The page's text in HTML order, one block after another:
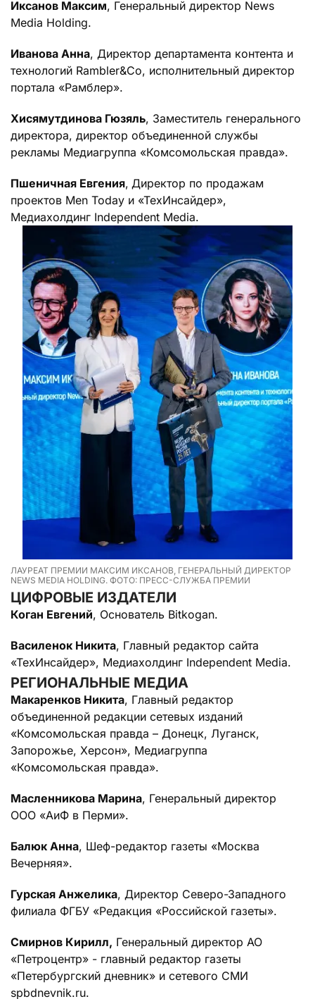
Иксанов Максим, Генеральный директор News
Media Holding.
Иванова Анна, Директор департамента контента и
технологий Rambler&Co, исполнительный директор
портала «Рамблер».
Хисямутдинова Гюзяль, Заместитель генерального
директора, директор объединенной службы
рекламы Медиагруппа «Комсомольская правда».
Пшеничная Евгения, Директор по продажам
проектов Men Today и «ТехИнсайдер»,
Медиахолдинг Independent Media.
ЛАУРЕАТ ПРЕМИИ МАКСИМ ИКСАНОВ, ГЕНЕРАЛЬНЫЙ ДИРЕКТОР
NEWS MEDIA HOLDING. ФОТО: ПРЕСС-СЛУЖБА ПРЕМИИ
ЦИФРОВЫЕ ИЗДАТЕЛИ
Коган Евгений, Основатель Bitkogan.
Василенок Никита, Главный редактор сайта
«ТехИнсайдер», Медиахолдинг Independent Media.
РЕГИОНАЛЬНЫЕ МЕДИА
Макаренков Никита, Главный редактор
объединенной редакции сетевых изданий
«Комсомольская правда – Донецк, Луганск,
Запорожье, Херсон», Медиагруппа
«Комсомольская правда».
Масленникова Марина, Генеральный директор
OOO «АиФ в Перми».
Балюк Анна, Шеф-редактор газеты «Москва
Вечерняя».
Гурская Анжелика, Директор Северо-Западного
филиала ФГБУ «Редакция «Российской газеты».
Смирнов Кирилл, Генеральный директор АО
«Петроцентр» - главный редактор газеты
«Петербургский дневник» и сетевого СМИ
spbdnevnik.ru.